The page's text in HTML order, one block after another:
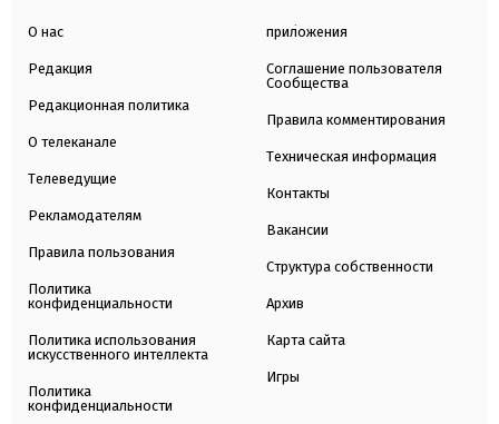
О нас
Редакция
Редакционная политика
О телеканале
Телеведущие
Рекламодателям
Правила пользования
Политика
конфиденциальности
Политика использования
искусственного интеллекта
Политика
конфиденциальности
приложения
Соглашение пользователя
Сообщества
Правила комментирования
Техническая информация
Контакты
Вакансии
Структура собственности
Архив
Карта сайта
Игры